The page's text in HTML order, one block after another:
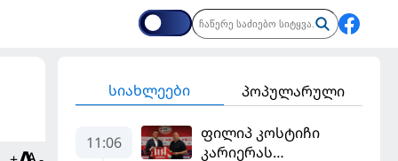
სიახლეები პოპულარული
11:06
ფილიპ კოსტიჩი
კარიერას